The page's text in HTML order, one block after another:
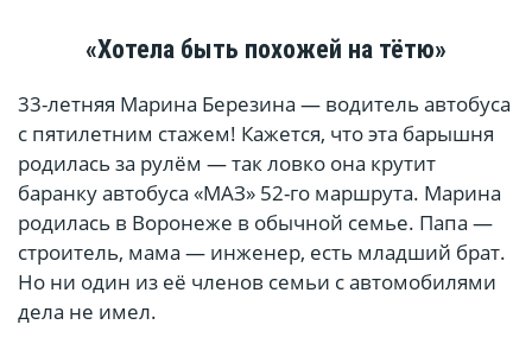
«Хотела быть похожей на тётю»
33-летняя Марина Березина — водитель автобуса
c пятилетним стажем! Кажется, что эта барышня
родилась за рулём — так ловко она крутит
баранку автобуса «МАЗ» 52-го маршрута. Марина
родилась в Воронеже в обычной семье. Папа —
строитель, мама — инженер, есть младший брат.
Но ни один из её членов семьи с автомобилями
дела не имел.